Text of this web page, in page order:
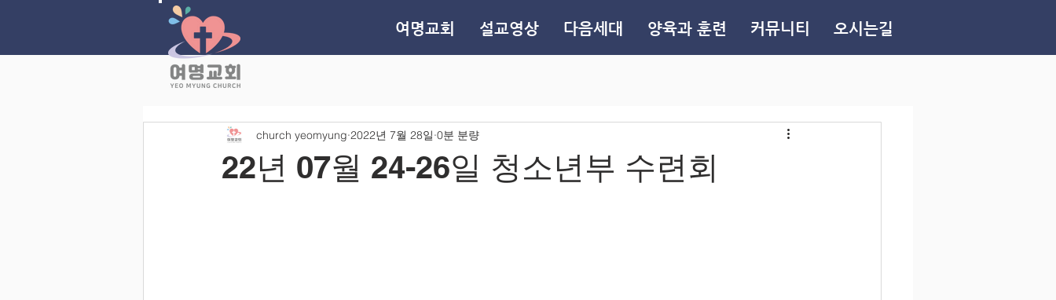
여명교회 설교영상 다음세대 양육과 훈련 커뮤니티 오시는길
22년 07월 24-26일 청소년부 수련회
church yeomyung 2022년 7월 28일 0분 분량